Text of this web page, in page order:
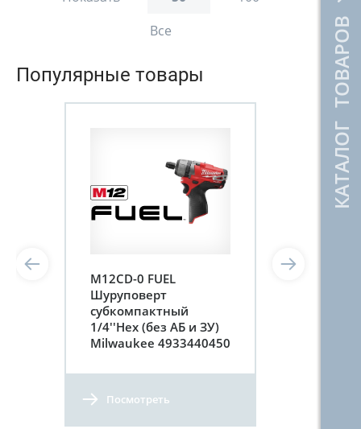
КАТАЛОГ ТОВАРОВ
Все
Популярные товары
M12CD-0 FUEL
Шуруповерт
субкомпактный
1/4''Hex (без АБ и ЗУ)
Milwaukee 4933440450
Посмотреть